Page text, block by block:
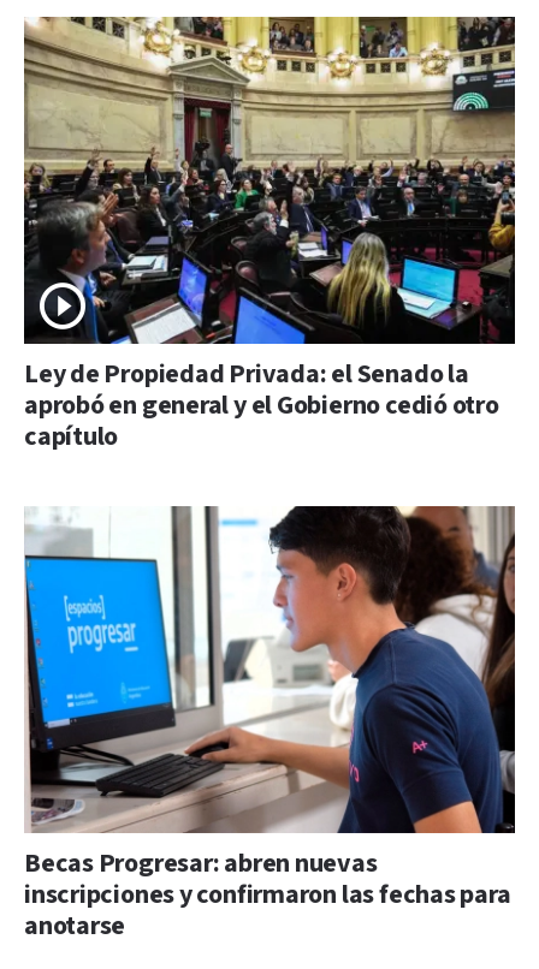
Ley de Propiedad Privada: el Senado la
aprobó en general y el Gobierno cedió otro
capítulo
Becas Progresar: abren nuevas
inscripciones y confirmaron las fechas para
anotarse